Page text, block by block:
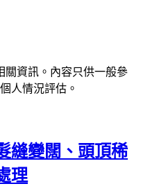
關資訊。內容只供一般參
人情況評估。
縫變闊、頭頂稀
理